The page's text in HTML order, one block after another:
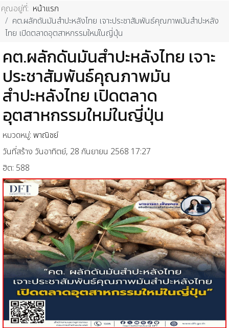
คุณอยู่ที่: หน้าแรก
คต.ผลักดันมันสำปะหลังไทย เจาะประชาสัมพันธ์คุณภาพมันสำปะหลัง
ไทย เปิดตลาดอุตสาหกรรมใหม่ในญี่ปุ่น
คต.ผลักดันมันสำปะหลังไทย เจาะ
ประชาสัมพันธ์คุณภาพมัน
สำปะหลังไทย เปิดตลาด
อุตสาหกรรมใหม่ในญี่ปุ่น
หมวดหมู่: พาณิชย์
วันที่สร้าง วันอาทิตย์, 28 กันยายน 2568 17:27
ฮิต: 588